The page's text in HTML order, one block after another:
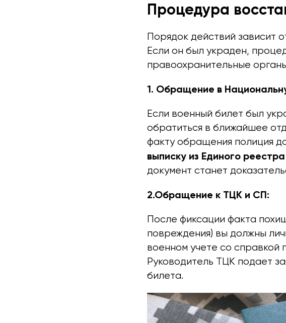
Процедура
Порядок действий зависит
Если он был украден,
правоохранительные
1. Обращение в
Если военный билет был
обратиться в ближайшее
факту обращения полиция
выписку из Единого
документ станет
2.Обращение к ТЦК и СП:
После фиксации факта
повреждения) вы должны
военном учете со справкой
Руководитель ТЦК подает
билета.